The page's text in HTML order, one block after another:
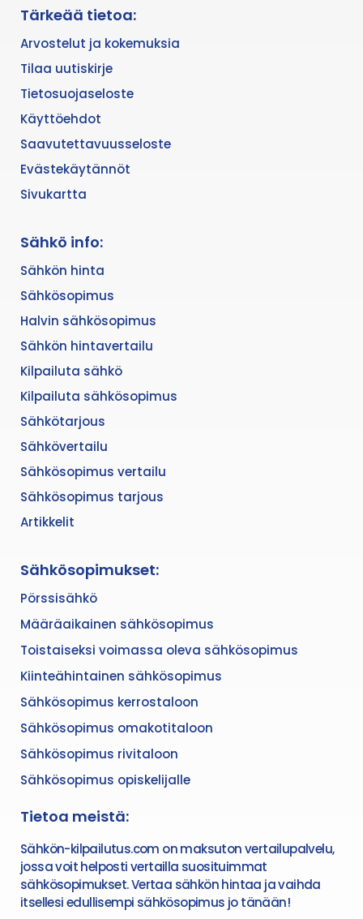
Tärkeää tietoa:
Arvostelut ja kokemuksia
Tilaa uutiskirje
Tietosuojaseloste
Käyttöehdot
Saavutettavuusseloste
Evästekäytännöt
Sivukartta
Sähkö info:
Sähkön hinta
Sähkösopimus
Halvin sähkösopimus
Sähkön hintavertailu
Kilpailuta sähkö
Kilpailuta sähkösopimus
Sähkötarjous
Sähkövertailu
Sähkösopimus vertailu
Sähkösopimus tarjous
Artikkelit
Sähkösopimukset:
Pörssisähkö
Määräaikainen sähkösopimus
Toistaiseksi voimassa oleva sähkösopimus
Kiinteähintainen sähkösopimus
Sähkösopimus kerrostaloon
Sähkösopimus omakotitaloon
Sähkösopimus rivitaloon
Sähkösopimus opiskelijalle
Tietoa meistä:
Sähkön-kilpailutus.com on maksuton vertailupalvelu,
jossa voit helposti vertailla suosituimmat
sähkösopimukset. Vertaa sähkön hintaa ja vaihda
itsellesi edullisempi sähkösopimus jo tänään!